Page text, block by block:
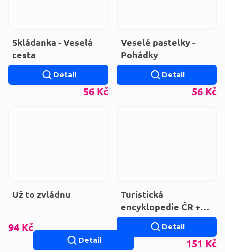
Skládanka - Veselá
cesta
56 Kč
Detail
Veselé pastelky -
Pohádky
56 Kč
Detail
Už to zvládnu
94 Kč
Detail
Turistická
encyklopedie ČR +
Národní parky a
CHKO ČR
151 Kč
Detail